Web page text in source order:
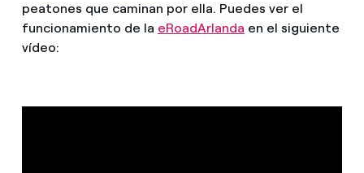
peatones que caminan por ella. Puedes ver el
funcionamiento de la eRoadArlanda en el siguiente
vídeo: